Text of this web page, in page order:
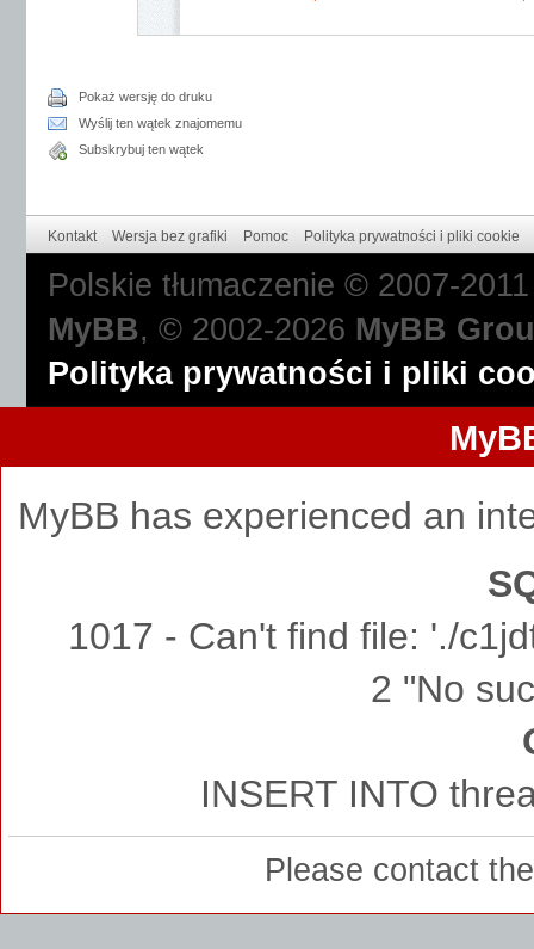
Pokaż wersję do druku
Wyślij ten wątek znajomemu
Subskrybuj ten wątek
Kontakt Wersja bez grafiki Pomoc Polityka prywatności i pliki cookie
Polskie tłumaczenie © 2007-
MyBB, © 2002-2026 MyBB
Polityka prywatności i pliki
MyBB has experienced an
1017 - Can't find file: './
2 "No
INSERT INTO
Please contact